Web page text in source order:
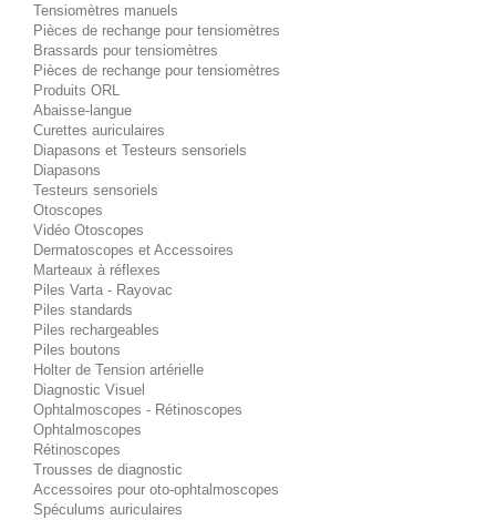
Tensiomètres manuels
Pièces de rechange pour tensiomètres
Brassards pour tensiomètres
Pièces de rechange pour tensiomètres
Produits ORL
Abaisse-langue
Curettes auriculaires
Diapasons et Testeurs sensoriels
Diapasons
Testeurs sensoriels
Otoscopes
Vidéo Otoscopes
Dermatoscopes et Accessoires
Marteaux à réflexes
Piles Varta - Rayovac
Piles standards
Piles rechargeables
Piles boutons
Holter de Tension artérielle
Diagnostic Visuel
Ophtalmoscopes - Rétinoscopes
Ophtalmoscopes
Rétinoscopes
Trousses de diagnostic
Accessoires pour oto-ophtalmoscopes
Spéculums auriculaires